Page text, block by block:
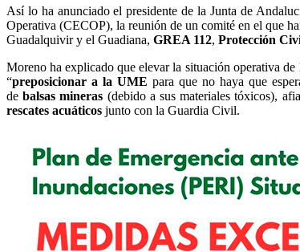
Así lo ha anunciado el presidente de la Junta de
Operativa (CECOP), la reunión de un comité en el que
Guadalquivir y el Guadiana, GREA 112, Protección
Moreno ha explicado que elevar la situación operativa de
“preposicionar a la UME para que no haya que
debalsas mineras (debido a sus materiales tóxicos),
rescates acuáticos junto con la Guardia Civil.